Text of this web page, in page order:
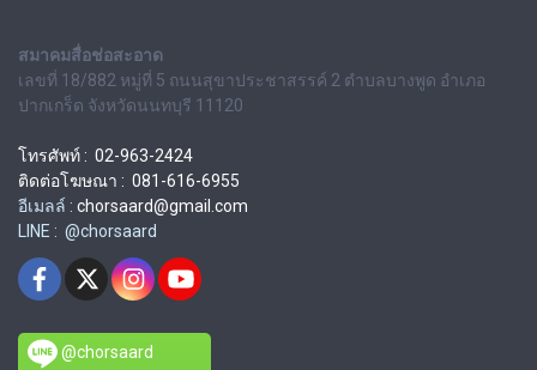
สมาคมสื่อช่อสะอาด
เลขที่ 18/882 หมู่ที่ 5 ถนนสุขาประชาสรรค์ 2 ตำบลบางพูด อำเภอ
ปากเกร็ด จังหวัดนนทบุรี 11120
โทรศัพท์ : 02-963-2424
ติดต่อโฆษณา : 081-616-6955
อีเมลล์ : chorsaard@gmail.com
LINE : @chorsaard
@chorsaard